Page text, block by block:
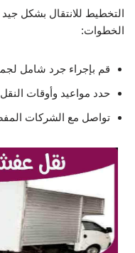
التخطيط للانتقال بشكل
الخطوات:
قم بإجراء جرد شامل
حدد مواعيد وأوقات
تواصل مع الشركات